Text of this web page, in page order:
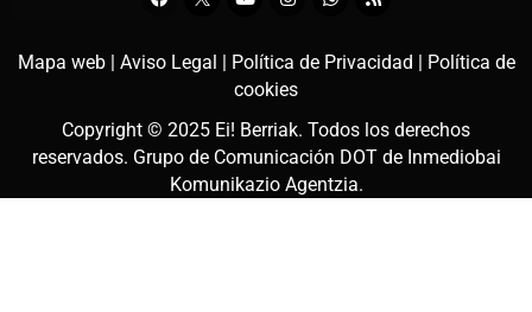
Mapa web | Aviso Legal | Política de Privacidad | Política de
cookies
Copyright © 2025 Ei! Berriak. Todos los derechos
reservados. Grupo de Comunicación DOT de Inmediobai
Komunikazio Agentzia.